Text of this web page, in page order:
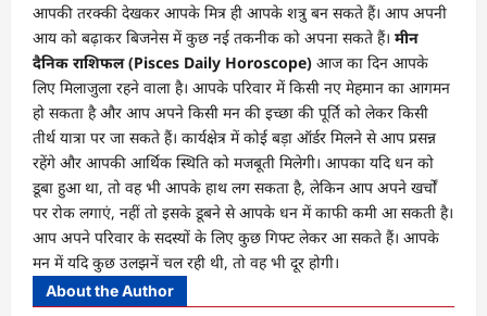
आपकी तरक्की देखकर आपके मित्र ही आपके शत्रु बन सकते हैं। आप अपनी
आय को बढ़ाकर बिजनेस में कुछ नई तकनीक को अपना सकते हैं। मीन
दैनिक राशिफल (Pisces Daily Horoscope) आज का दिन आपके
लिए मिलाजुला रहने वाला है। आपके परिवार में किसी नए मेहमान का आगमन
हो सकता है और आप अपने किसी मन की इच्छा की पूर्ति को लेकर किसी
तीर्थ यात्रा पर जा सकते हैं। कार्यक्षेत्र में कोई बड़ा ऑर्डर मिलने से आप प्रसन्न
रहेंगे और आपकी आर्थिक स्थिति को मजबूती मिलेगी। आपका यदि धन को
डूबा हुआ था, तो वह भी आपके हाथ लग सकता है, लेकिन आप अपने खर्चों
पर रोक लगाएं, नहीं तो इसके डूबने से आपके धन में काफी कमी आ सकती है।
आप अपने परिवार के सदस्यों के लिए कुछ गिफ्ट लेकर आ सकते हैं। आपके
मन में यदि कुछ उलझनें चल रही थी, तो वह भी दूर होगी।
About the Author